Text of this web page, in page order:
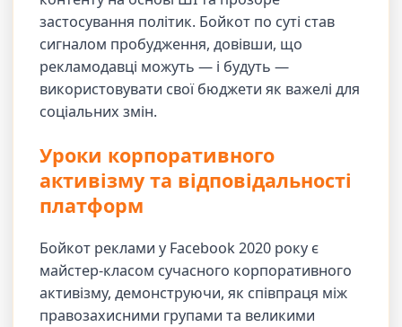
застосування політик. Бойкот по суті став
сигналом пробудження, довівши, що
рекламодавці можуть — і будуть —
використовувати свої бюджети як важелі для
соціальних змін.
Уроки корпоративного
активізму та відповідальності
платформ
Бойкот реклами у Facebook 2020 року є
майстер-класом сучасного корпоративного
активізму, демонструючи, як співпраця між
правозахисними групами та великими